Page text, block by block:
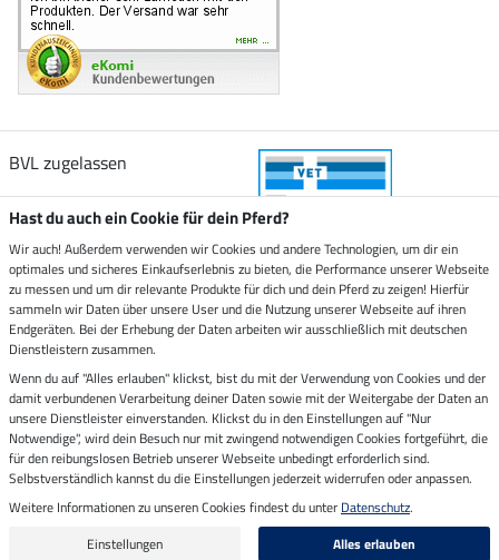
BVL zugelassen
Zustellung durch
Sicher bezahlen mit
Rechnung Vorkasse
Impressum
Letzte Aktualisierung am 08.08.2026 um 14:33
Alle Preise in Euro inkl. MwSt. zzgl.
Versandkosten
Hast du auch ein Cookie für dein Pferd?
Wir auch! Außerdem verwenden wir Cookies und andere Technologien, um dir ein
optimales und sicheres Einkaufserlebnis zu bieten, die Performance unserer Webseite
zu messen und um dir relevante Produkte für dich und dein Pferd zu zeigen! Hierfür
sammeln wir Daten über unsere User und die Nutzung unserer Webseite auf ihren
Endgeräten. Bei der Erhebung der Daten arbeiten wir ausschließlich mit deutschen
Dienstleistern zusammen.
Wenn du auf "Alles erlauben" klickst, bist du mit der Verwendung von Cookies und der
damit verbundenen Verarbeitung deiner Daten sowie mit der Weitergabe der Daten an
unsere Dienstleister einverstanden. Klickst du in den Einstellungen auf "Nur
Notwendige", wird dein Besuch nur mit zwingend notwendigen Cookies fortgeführt, die
für den reibungslosen Betrieb unserer Webseite unbedingt erforderlich sind.
Selbstverständlich kannst du die Einstellungen jederzeit widerrufen oder anpassen.
Weitere Informationen zu unseren Cookies findest du unter Datenschutz.
Einstellungen
Alles erlauben